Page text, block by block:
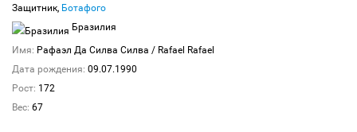
Защитник, Ботафого
Бразилия
Имя: Рафаэл Да Силва Силва / Rafael Rafael
Дата рождения: 09.07.1990
Рост: 172
Вес: 67